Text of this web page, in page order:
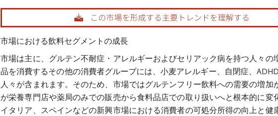
画像 © Mordor Intelligence。再利用にはCC BY 4.0の表示が必要です。
市場における飲料セグメントの成長
市場は主に、グルテン不耐症・アレルギーおよびセリアック病を持つ人々
品を消費するその他の消費者グループには、小麦アレルギー、自閉症、
人々が含まれます。そのため、市場ではグルテンフリー飲料への需要の増
が栄養専門店や薬局のみでの販売から食料品店での取り扱いへと根本的に変
イタリア、スペインなどの新興市場における消費者の可処分所得の向上と